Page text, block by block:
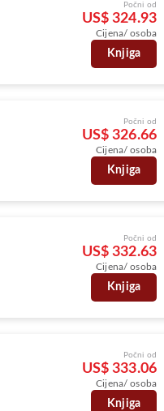
Počni od
US$ 324.93
Cijena/ osoba
Knjiga
Počni od
US$ 326.66
Cijena/ osoba
Knjiga
Počni od
US$ 332.63
Cijena/ osoba
Knjiga
Počni od
US$ 333.06
Cijena/ osoba
Knjiga